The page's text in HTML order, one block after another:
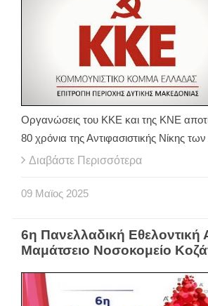
Οργανώσεις του ΚΚΕ και της ΚΝΕ
80 χρόνια της Αντιφασιστικής Νίκης
Διαβάστε Περισσότερα
09 Μαϊος 2025
6η Πανελλαδική Εθελοντική
Μαμάτσειο Νοσοκομείο